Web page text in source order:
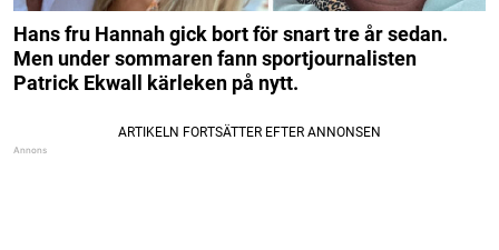
Hans fru Hannah gick bort för snart tre år sedan.
Men under sommaren fann sportjournalisten
Patrick Ekwall kärleken på nytt.